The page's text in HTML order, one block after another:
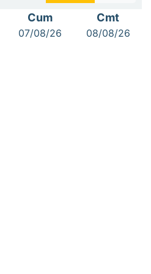
Cum
07/08/26
Cmt
08/08/26